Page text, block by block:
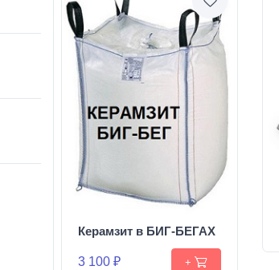
Керамзит в БИГ-БЕГАХ
3 100 ₽ +